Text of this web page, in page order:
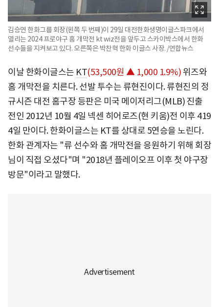
김승연 한화그룹 회장(왼쪽 두 번째)이 29일 대전한화생명이글스파크에서
열리는 2024 프로야구 홈 개막전 kt wiz전을 앞두고 스카이박스에서 한화
선수들을 지켜보고 있다. 오른쪽은 박찬혁 한화 이글스 사장. /연합뉴스
이날 한화이글스는 KT(53,500원 ▲ 1,000 1.9%)위즈와
홈 개막전을 치른다. 선발 투수는 류현진이다. 류현진의 정
규시즌 대전 홈구장 등판은 미국 메이저리그(MLB) 진출
전인 2012년 10월 4일 넥센 히어로즈(현 키움)전 이후 419
4일 만이다. 한화이글스는 KT를 상대로 5연승을 노린다.
한화 관계자는 "류 선수와 홈 개막전을 응원하기 위해 회장
님이 직접 오셨다"며 "2018년 플레이오프 이후 첫 야구장
방문"이라고 말했다.